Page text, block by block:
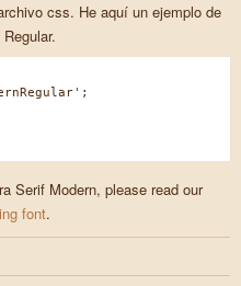
css. He aquí un ejemplo de
Serif Modern, please read our
font.